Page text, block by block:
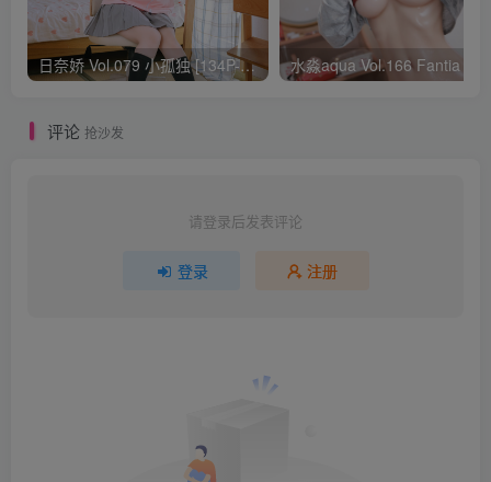
日奈娇 Vol.079 小孤独 [134P-1.84GB]
评论 抢沙发
请登录后发表评论
登录 注册